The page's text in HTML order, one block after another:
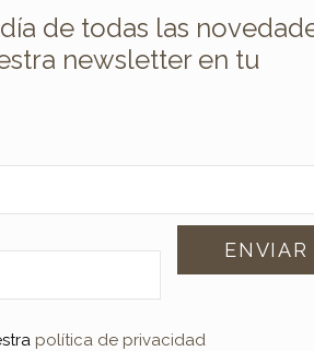
de todas las
newsletter en tu
política de privacidad